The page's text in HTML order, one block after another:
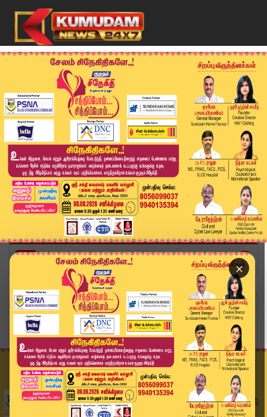
×
Home
வீடியோ ஸ்டோரி
மாநில கடலோர மண்டல மேலாண்மை ஆணையம் அனுமதி |
SCZM...